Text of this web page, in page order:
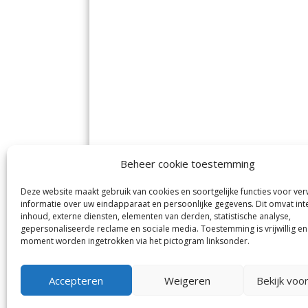
Beheer cookie toestemming
Deze website maakt gebruik van cookies en soortgelijke functies voor
informatie over uw eindapparaat en persoonlijke gegevens. Dit omvat
inhoud, externe diensten, elementen van derden, statistische analyse,
gepersonaliseerde reclame en sociale media. Toestemming is vrijwillig
moment worden ingetrokken via het pictogram linksonder.
Accepteren Weigeren Bekijk
De Nieuwe Meerbode
Visserstraat 10
1431 GJ Aalsmeer
0297-341900
info@meerbode.nl
en
De